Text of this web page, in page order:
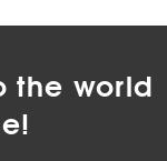
the world